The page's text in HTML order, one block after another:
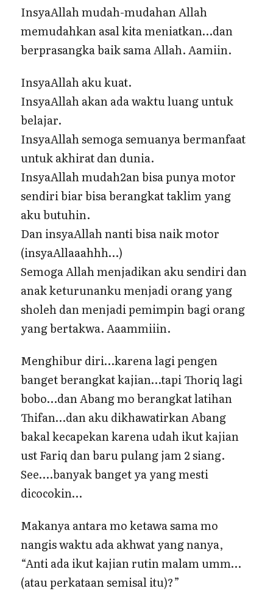
InsyaAllah mudah-mudahan Allah
memudahkan asal kita meniatkan…dan
berprasangka baik sama Allah. Aamiin.
InsyaAllah aku kuat.
InsyaAllah akan ada waktu luang untuk
belajar.
InsyaAllah semoga semuanya bermanfaat
untuk akhirat dan dunia.
InsyaAllah mudah2an bisa punya motor
sendiri biar bisa berangkat taklim yang
aku butuhin.
Dan insyaAllah nanti bisa naik motor
(insyaAllaaahhh…)
Semoga Allah menjadikan aku sendiri dan
anak keturunanku menjadi orang yang
sholeh dan menjadi pemimpin bagi orang
yang bertakwa. Aaammiiin.
Menghibur diri…karena lagi pengen
banget berangkat kajian…tapi Thoriq lagi
bobo…dan Abang mo berangkat latihan
Thifan…dan aku dikhawatirkan Abang
bakal kecapekan karena udah ikut kajian
ust Fariq dan baru pulang jam 2 siang.
See….banyak banget ya yang mesti
dicocokin…
Makanya antara mo ketawa sama mo
nangis waktu ada akhwat yang nanya,
“Anti ada ikut kajian rutin malam umm…
(atau perkataan semisal itu)?”